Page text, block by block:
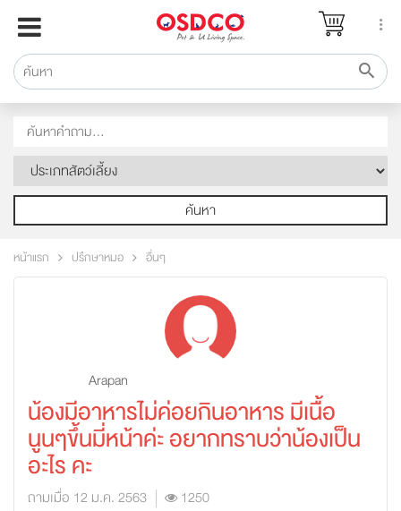
หน้าแรก
แบรนด์
รีวิว
ปรึกษาหมอ
สาระสัตว์เลี้ยง
Pet Channel
ซื้อสินค้า OSDCO
ค้นหา
หน้าแรก ปรึกษาหมอ อื่นๆ
Arapan
น้องมีอาหารไม่ค่อยกินอาหาร มีเนื้อ
นูนๆขึ้นมี่หน้าค่ะ อยากทราบว่าน้องเป็น
อะไร คะ
ถามเมื่อ 12 ม.ค. 2563 1250